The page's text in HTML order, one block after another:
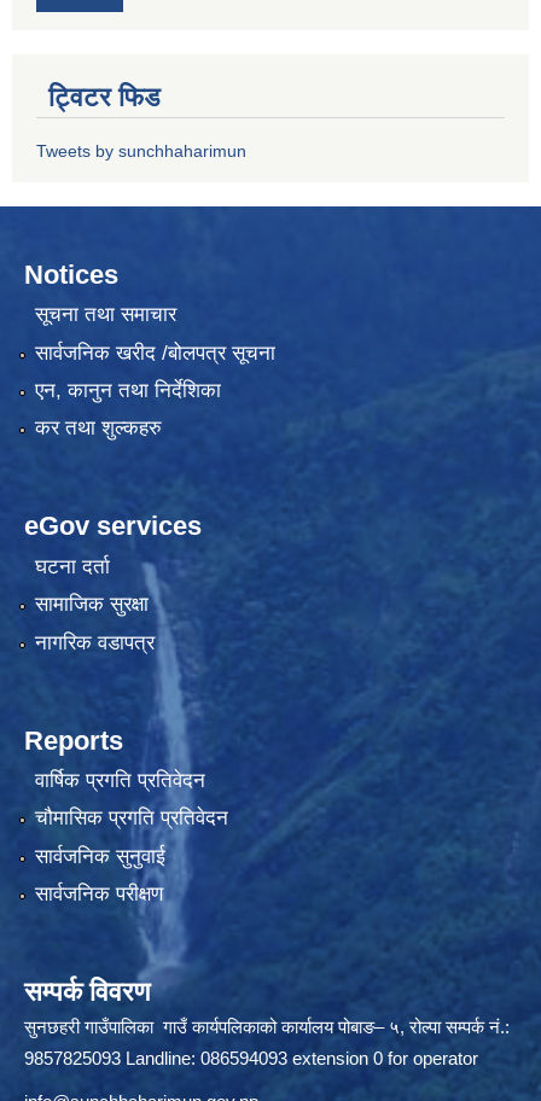
ट्विटर फिड
Tweets by sunchhaharimun
Notices
सूचना तथा समाचार
सार्वजनिक खरीद /बोलपत्र सूचना
एन, कानुन तथा निर्देशिका
कर तथा शुल्कहरु
eGov services
घटना दर्ता
सामाजिक सुरक्षा
नागरिक वडापत्र
Reports
वार्षिक प्रगति प्रतिवेदन
चौमासिक प्रगति प्रतिवेदन
सार्वजनिक सुनुवाई
सार्वजनिक परीक्षण
सम्पर्क विवरण
सुनछहरी गाउँपालिका गाउँ कार्यपलिकाको कार्यालय पोबाङ– ५, रोल्पा सम्पर्क नं.:
9857825093 Landline: 086594093 extension 0 for operator